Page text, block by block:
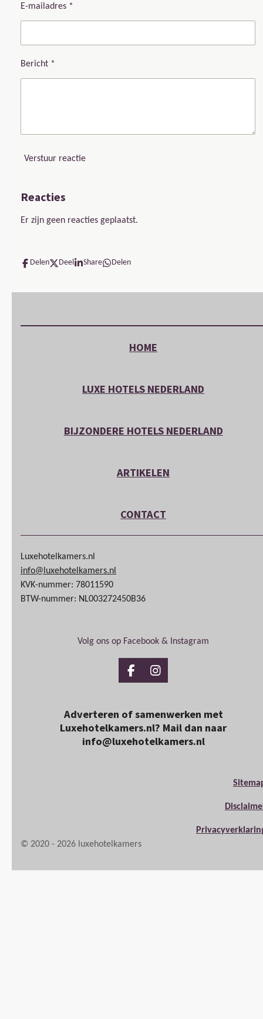
E-mailadres *
Bericht *
Verstuur reactie
Reacties
Er zijn geen reacties geplaatst.
Delen Deel Share Delen
HOME
LUXE HOTELS NEDERLAND
BIJZONDERE HOTELS NEDERLAND
ARTIKELEN
CONTACT
Luxehotelkamers.nl
info@luxehotelkamers.nl
KVK-nummer: 78011590
BTW-nummer: NL003272450B36
Volg ons op Facebook & Instagram
FacebookInstagram
Adverteren of samenwerken met
Luxehotelkamers.nl? Mail dan naar
info@luxehotelkamers.nl
© 2020 - 2026 luxehotelkamers